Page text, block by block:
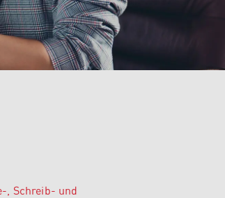
, Schreib- und